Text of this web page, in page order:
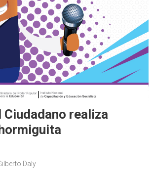
realiza
Daly